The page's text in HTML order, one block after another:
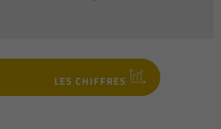
LES CHIFFRES